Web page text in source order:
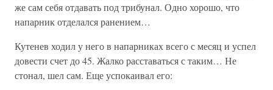
же сам себя отдавать под трибунал. Одно хорошо, что
напарник отделался ранением…
Кутенев ходил у него в напарниках всего с месяц и успел
довести счет до 45. Жалко расставаться с таким… Не
стонал, шел сам. Еще успокаивал его: